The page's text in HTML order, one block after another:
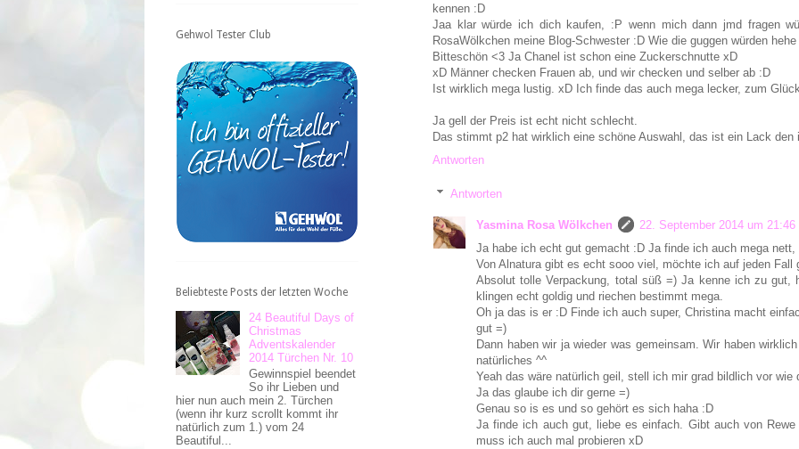
kennen :D
Jaa klar würde ich dich kaufen, :P wenn mich dann jmd fragen
RosaWölkchen meine Blog-Schwester :D Wie die guggen würden hehe
Bitteschön <3 Ja Chanel ist schon eine Zuckerschnutte xD
xD Männer checken Frauen ab, und wir checken und selber ab :D
Ist wirklich mega lustig. xD Ich finde das auch mega lecker, zum
Ja gell der Preis ist echt nicht schlecht.
Das stimmt p2 hat wirklich eine schöne Auswahl, das ist ein Lack
Antworten
Antworten
Yasmina Rosa Wölkchen
22. September 2014 um 21:46
Ja habe ich echt gut gemacht :D Ja finde ich auch mega
Von Alnatura gibt es echt sooo viel, möchte ich auf jeden
Absolut tolle Verpackung, total süß =) Ja kenne ich zu gut,
klingen echt goldig und riechen bestimmt mega.
Oh ja das is er :D Finde ich auch super, Christina macht
gut =)
Dann haben wir ja wieder was gemeinsam. Wir haben
natürliches ^^
Yeah das wäre natürlich geil, stell ich mir grad bildlich vor
Ja das glaube ich dir gerne =)
Genau so is es und so gehört es sich haha :D
Ja finde ich auch gut, liebe es einfach. Gibt auch von
muss ich auch mal probieren xD
Gehwol Tester Club
Beliebteste Posts der letzten Woche
24 Beautiful Days of
Christmas
Adventskalender
2014 Türchen Nr. 10
Gewinnspiel beendet
So ihr Lieben und
hier nun auch mein 2. Türchen
(wenn ihr kurz scrollt kommt ihr
natürlich zum 1.) vom 24
Beautiful...